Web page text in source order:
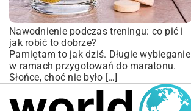
Nawodnienie podczas treningu: co pić i
jak robić to dobrze?
Pamiętam to jak dziś. Długie wybieganie
w ramach przygotowań do maratonu.
Słońce, choć nie było […]